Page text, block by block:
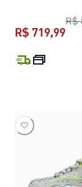
R$
R$ 719,99